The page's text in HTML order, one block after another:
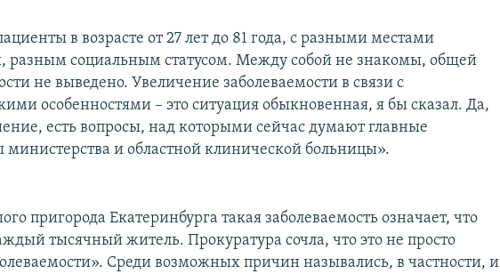
в возрасте от 27 лет до 81 года, с разными местами
разным социальным статусом. Между собой не знакомы, общей
не выведено. Увеличение заболеваемости в связи с
особенностями – это ситуация обыкновенная, я бы сказал. Да,
есть вопросы, над которыми сейчас думают главные
министерства и областной клинической больницы».
пригорода Екатеринбурга такая заболеваемость означает, что
тысячный житель. Прокуратура сочла, что это не просто
Среди возможных причин назывались, в частности, и